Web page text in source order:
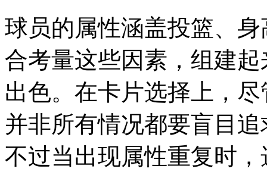
球员的属性涵盖投篮、
合考量这些因素，组建
出色。在卡片选择上，
并非所有情况都要盲目
不过当出现属性重复时